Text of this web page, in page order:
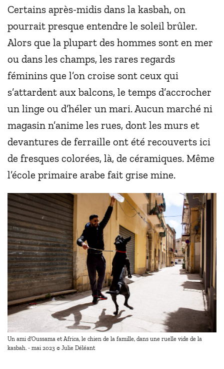
Certains après-midis dans la kasbah, on
pourrait presque entendre le soleil brûler.
Alors que la plupart des hommes sont en mer
ou dans les champs, les rares regards
féminins que l’on croise sont ceux qui
s’attardent aux balcons, le temps d’accrocher
un linge ou d’héler un mari. Aucun marché ni
magasin n’anime les rues, dont les murs et
devantures de ferraille ont été recouverts ici
de fresques colorées, là, de céramiques. Même
l’école primaire arabe fait grise mine.
Un ami d’Oussama et Africa, le chien de la famille, dans une ruelle vide de la
kasbah. - mai 2023 © Julie Déléant